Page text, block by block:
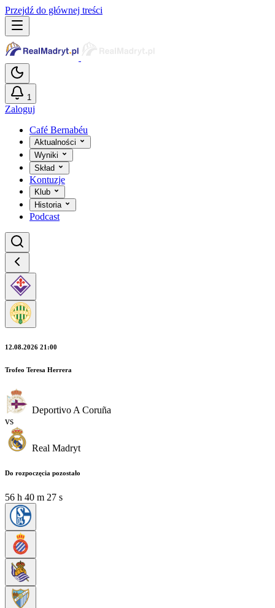
Przejdź do głównej treści
1
Zaloguj
Café Bernabéu
Aktualności
Wyniki
Skład
Kontuzje
Klub
Historia
Podcast
12.08.2026 21:00
Trofeo Teresa Herrera
Deportivo A Coruña
vs
Real Madryt
Do rozpoczęcia pozostało
56 h 40 m 25 s